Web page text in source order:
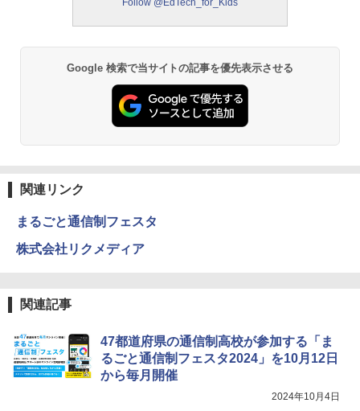
Follow @EdTech_for_Kids
Google 検索で当サイトの記事を優先表示させる
関連リンク
まるごと通信制フェスタ
株式会社リクメディア
関連記事
47都道府県の通信制高校が参加する「ま
るごと通信制フェスタ2024」を10月12日
から毎月開催
2024年10月4日